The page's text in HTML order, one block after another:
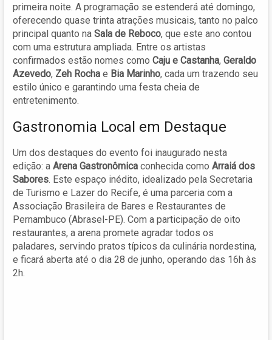
primeira noite. A programação se estenderá até domingo,
oferecendo quase trinta atrações musicais, tanto no palco
principal quanto na Sala de Reboco, que este ano contou
com uma estrutura ampliada. Entre os artistas
confirmados estão nomes como Caju e Castanha, Geraldo
Azevedo, Zeh Rocha e Bia Marinho, cada um trazendo seu
estilo único e garantindo uma festa cheia de
entretenimento.
Gastronomia Local em Destaque
Um dos destaques do evento foi inaugurado nesta
edição: a Arena Gastronômica conhecida como Arraiá dos
Sabores. Este espaço inédito, idealizado pela Secretaria
de Turismo e Lazer do Recife, é uma parceria com a
Associação Brasileira de Bares e Restaurantes de
Pernambuco (Abrasel-PE). Com a participação de oito
restaurantes, a arena promete agradar todos os
paladares, servindo pratos típicos da culinária nordestina,
e ficará aberta até o dia 28 de junho, operando das 16h às
2h.